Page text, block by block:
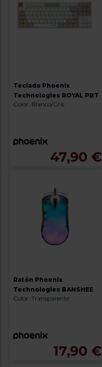
Teclado Phoenix
Technologies ROYAL PBT
Color: Blanco/Gris
47,90 €
Ratón Phoenix
Technologies BANSHEE
Color: Transparente
17,90 €